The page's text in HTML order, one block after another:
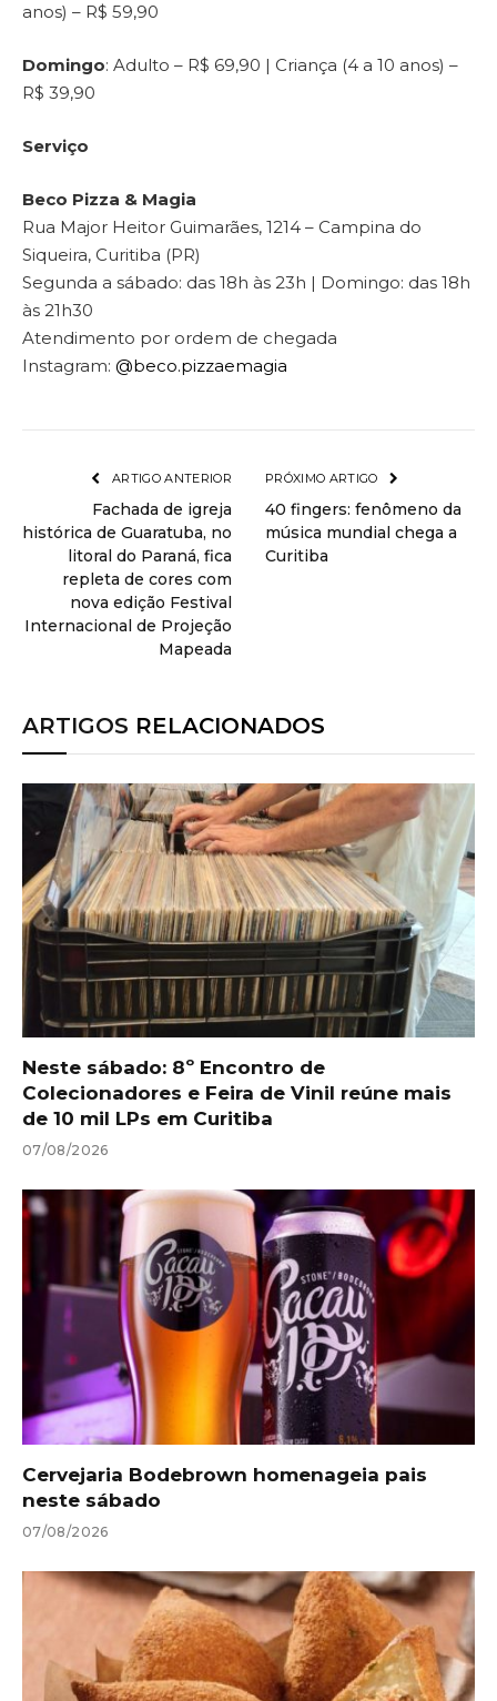
anos) – R$ 59,90
Domingo: Adulto – R$ 69,90 | Criança (4 a 10 anos) –
R$ 39,90
Serviço
Beco Pizza & Magia
Rua Major Heitor Guimarães, 1214 – Campina do
Siqueira, Curitiba (PR)
Segunda a sábado: das 18h às 23h | Domingo: das 18h
às 21h30
Atendimento por ordem de chegada
Instagram: @beco.pizzaemagia
ARTIGO ANTERIOR
Fachada de igreja
histórica de Guaratuba, no
litoral do Paraná, fica
repleta de cores com
nova edição Festival
Internacional de Projeção
Mapeada
PRÓXIMO ARTIGO
40 fingers: fenômeno da
música mundial chega a
Curitiba
ARTIGOS RELACIONADOS
Neste sábado: 8º Encontro de
Colecionadores e Feira de Vinil reúne mais
de 10 mil LPs em Curitiba
07/08/2026
Cervejaria Bodebrown homenageia pais
neste sábado
07/08/2026